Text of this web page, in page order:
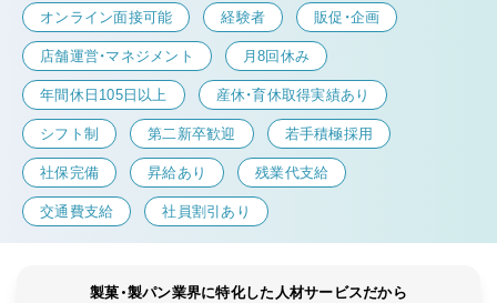
オンライン面接可能 経験者 販促・企画
店舗運営・マネジメント 月8回休み
年間休日105日以上 産休・育休取得実績あり
シフト制 第二新卒歓迎 若手積極採用
社保完備 昇給あり 残業代支給
交通費支給 社員割引あり
製菓・製パン業界に特化した人材サービスだから